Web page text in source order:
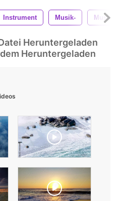
Instrument Musik- Musical
Heruntergeladen
Heruntergeladen